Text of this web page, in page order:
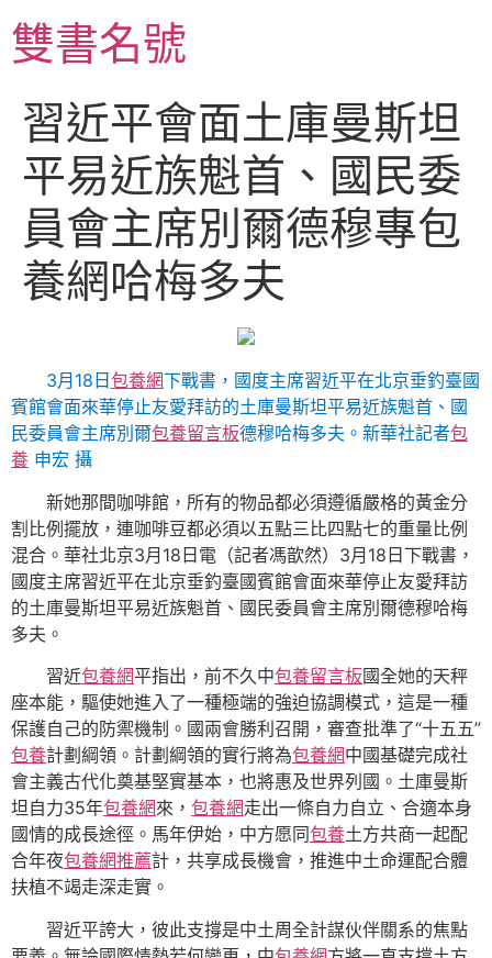
至
主雙書名號
習近平會面土庫曼斯坦
平易近族魁首、國民委
員會主席別爾德穆專包
養網哈梅多夫
3月18日 包養網下戰書，國度主席習近平在北京垂釣臺國
賓館會面來華停止友愛拜訪的土庫曼斯坦平易近族魁首、國
民委員會主席別爾包養留言板德穆哈梅多夫。新華社記者包
養 申宏 攝
新她那間咖啡館，所有的物品都必須遵循嚴格的黃金分
割比例擺放，連咖啡豆都必須以五點三比四點七的重量比例
混合。華社北京3月18日電（記者馮歆然）3月18日下戰書，
國度主席習近平在北京垂釣臺國賓館會面來華停止友愛拜訪
的土庫曼斯坦平易近族魁首、國民委員會主席別爾德穆哈梅
多夫。
習近包養網平指出，前不久中包養留言板國全她的天秤
座本能，驅使她進入了一種極端的強迫協調模式，這是一種
保護自己的防禦機制。國兩會勝利召開，審查批準了“十五五”
包養計劃綱領。計劃綱領的實行將為包養網中國基礎完成社
會主義古代化奠基堅實基本，也將惠及世界列國。土庫曼斯
坦自力35年包養網來， 包養網走出一條自力自立、合適本身
國情的成長途徑。馬年伊始，中方愿同包養土方共商一起配
合年夜包養網推薦計，共享成長機會，推進中土命運配合體
扶植不竭走深走實。
習近平誇大，彼此支撐是中土周全計謀伙伴關系的焦點